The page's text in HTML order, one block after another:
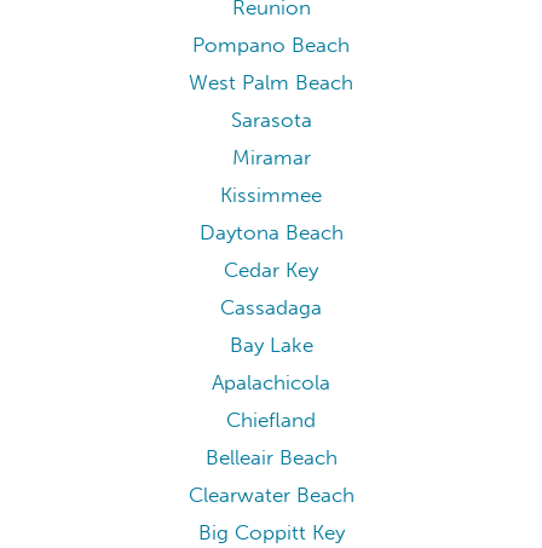
Reunion
Pompano Beach
West Palm Beach
Sarasota
Miramar
Kissimmee
Daytona Beach
Cedar Key
Cassadaga
Bay Lake
Apalachicola
Chiefland
Belleair Beach
Clearwater Beach
Big Coppitt Key